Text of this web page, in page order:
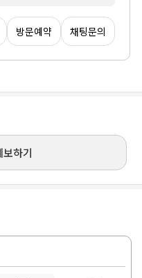
방문예약 채팅문의
보하기